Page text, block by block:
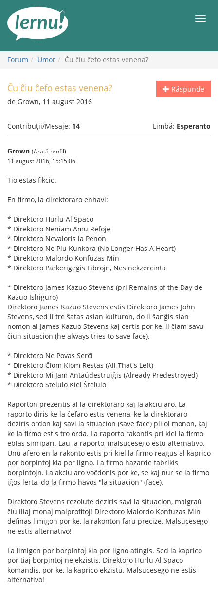
conținut
Forum Umor Ĉu ĉiu ĉefo estas venena?
Răspunde
Ĉu ĉiu ĉefo estas venena?
de Grown, 11 august 2016
Contribuții/Mesaje: 14 Limbă: Esperanto
Grown (Arată profil)
11 august 2016, 15:15:06
Tio estas fikcio.
En firmo, la direktoraro enhavi:
* Direktoro Hurlu Al Spaco
* Direktoro Neniam Amu Refoje
* Direktoro Nevaloris la Penon
* Direktoro Ne Plu Kunkora (No Longer Has A Heart)
* Direktoro Malordo Konfuzas Min
* Direktoro Parkerigegis Librojn, Nesinekzercinta
* Direktoro James Kazuo Stevens (pri Remains of the Day de
Kazuo Ishiguro)
Direktoro James Kazuo Stevens estis Direktoro James John
Stevens, sed li tre ŝatas asian kulturon, do li ŝanĝis sian
nomon al James Kazuo Stevens kaj certis por ke, li ĉiam savu
ĉiun situacion (he always tries to save face).
* Direktoro Ne Povas Serĉi
* Direktoro Ĉiom Kiom Restas (All That's Left)
* Direktoro Mi Jam Antaŭdestruiĝis (Already Predestroyed)
* Direktoro Stelulo Kiel Ŝtelulo
Raporton prezentis al la direktoraro kaj la akciularo. La
raporto diris ke la ĉefaro estis venena, ke la direktoraro
deziris ordon kaj savi la situacion (save face) pli ol monon, kaj
ke la firmo estis tro orda. La raporto rakontis pri kiel la firmo
eblas sinripari. Laŭ la raporto, malsucesego estu alternativo.
Unu afero en la rakonto estis pri kiel la firmo reagus al kaprico
por borpintoj kia por ligno. La firmo hazarde fabrikis
borpintojn. La akciularo voĉdonis por ke, se kaj nur se la firmo
iĝos lerta, do la firmo havos "la situacion" (face).
Direktoro Stevens rezolute deziris savi la situacion, malgraŭ
ĉiu iliaj monaj malprofitoj! Direktoro Malordo Konfuzas Min
definas limigon por ke, la rakonton faru precize. Malsucesego
ne estis alternativo!
La limigon por borpintoj kia por ligno atingis. Sed la kaprico
por tiaj borpintoj ne ekzistis. Direktoro Hurlu Al Spaco
komandis, por ke, la kaprico ekzistu. Malsucesego ne estis
alternativo!